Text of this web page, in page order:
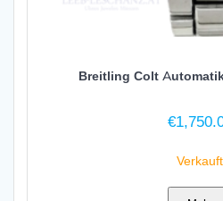
Breitling Colt
€
Verkauft